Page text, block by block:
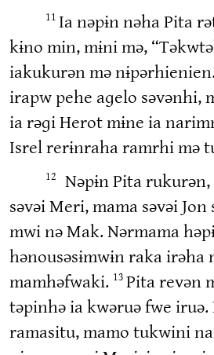
11 Ia nəpɨn nəha Pita
kɨno min, mɨni mə,
iakukurən mə
irapw pehe aɡelo səvənhi,
ia rəɡi Herot mɨne ia
Isrel rerɨnraha ramrhi mə
12
Nəpɨn Pita
səvəi Meri, mama səvəi
mwi nə Mak. Nərmama
hənousəsɨmwɨn raka irəha
mamhəfwaki. 13 Pita revən
təpinhə ia kwəruə fwe
ramasitu, mamo tukwini